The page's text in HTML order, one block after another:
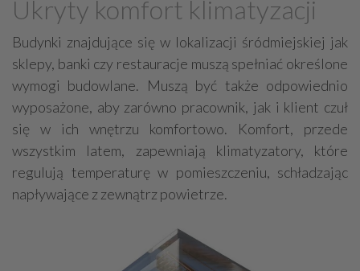
Grzejniki
Hydraulika
Energetyczne instalacje, urządzenia
Materiały hydrauliczne
Przeciwpożarowa ochrona, zabezpieczenia
Elektroinstalatorstwo
Systemy energooszczędne
Systemy nawilżania powietrza
Systemy odwodnień
Elektryczne materiały
Przemysłowe instalacje
Alarmowe systemy, monitoring
Odkurzacze centralne
Ukryty komfort klimatyzacji
Budynki znajdujące się w lokalizacji śródmiejskiej jak
sklepy, banki czy restauracje muszą spełniać określone
wymogi budowlane. Muszą być także odpowiednio
wyposażone, aby zarówno pracownik, jak i klient czuł
się w ich wnętrzu komfortowo. Komfort, przede
wszystkim latem, zapewniają klimatyzatory, które
regulują temperaturę w pomieszczeniu, schładzając
napływające z zewnątrz powietrze.